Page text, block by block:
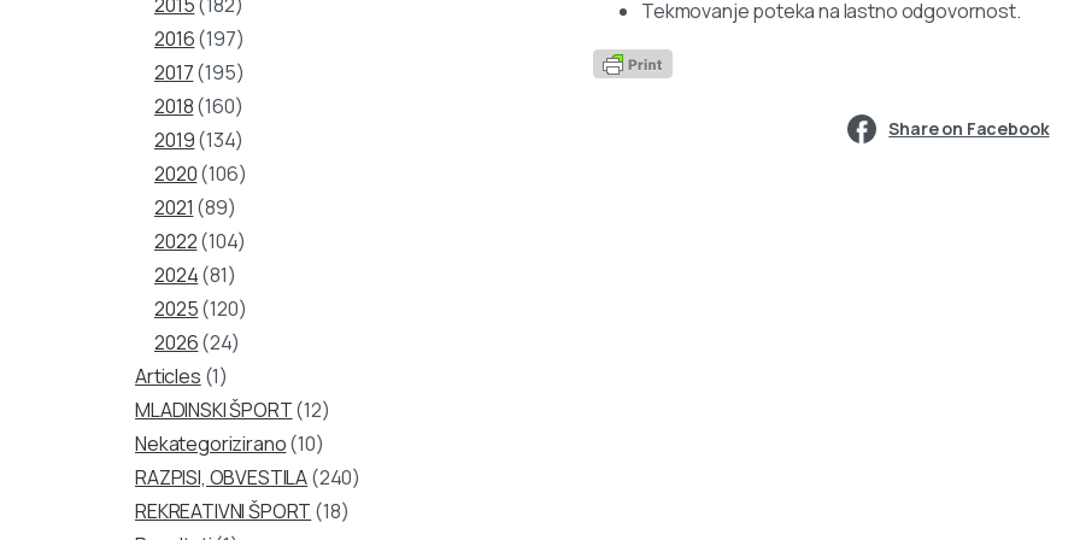
2016(197)
2017(195)
2018(160)
2019(134)
2020(106)
2021 (89)
2022(104)
2024(81)
2025(120)
2026(24)
Articles (1)
MLADINSKI ŠPORT(12)
Nekategorizirano(10)
RAZPISI, OBVESTILA(240)
REKREATIVNI ŠPORT (18)
Tekmovanje poteka na lastno odgovornost.
Share on Facebook